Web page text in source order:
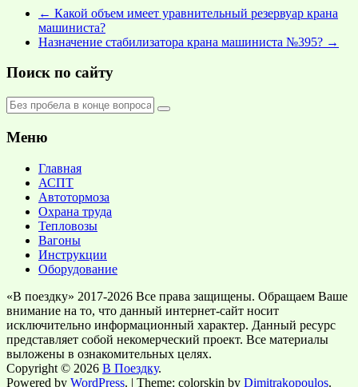
← Какой объем имеет уравнительный резервуар крана
машиниста?
Назначение стабилизатора крана машиниста №395? →
Поиск по сайту
Меню
Главная
АСПТ
Автотормоза
Охрана труда
Тепловозы
Вагоны
Инструкции
Оборудование
«В поездку» 2017-2026 Все права защищены. Обращаем Ваше
внимание на то, что данный интернет-сайт носит
исключительно информационный характер. Данный ресурс
представляет собой некомерческий проект. Все материалы
выложены в ознакомительных целях.
Copyright © 2026 В Поездку.
Powered by WordPress. | Theme: colorskin by Dimitrakopoulos.